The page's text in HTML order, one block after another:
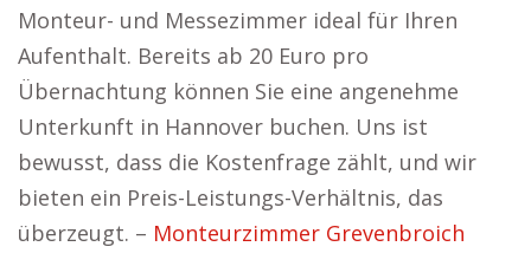
Monteur- und Messezimmer ideal für Ihren
Aufenthalt. Bereits ab 20 Euro pro
Übernachtung können Sie eine angenehme
Unterkunft in Hannover buchen. Uns ist
bewusst, dass die Kostenfrage zählt, und wir
bieten ein Preis-Leistungs-Verhältnis, das
überzeugt. – Monteurzimmer Grevenbroich